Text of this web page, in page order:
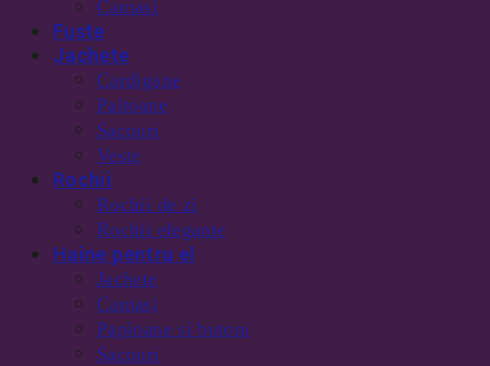
Camasi
Fuste
Jachete
Cardigane
Paltoane
Sacouri
Veste
Rochii
Rochii de zi
Rochii elegante
Haine pentru el
Jachete
Camasi
Papioane si butoni
Sacouri